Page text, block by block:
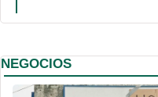
NEGOCIOS